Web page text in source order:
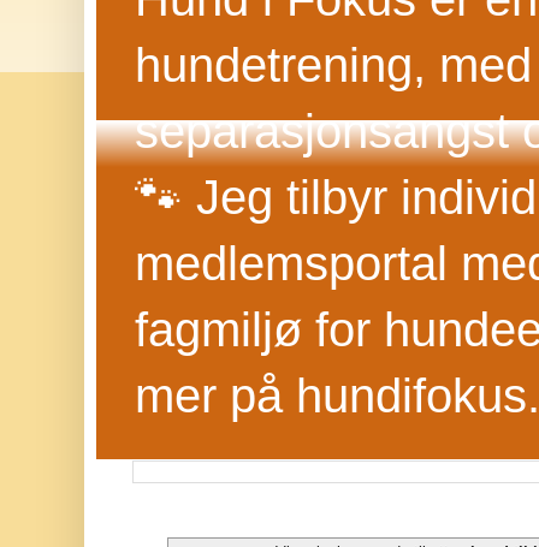
hundetrening,
separasjonsangst
🐾 Jeg tilbyr
medlemsportal
fagmiljø for
mer på